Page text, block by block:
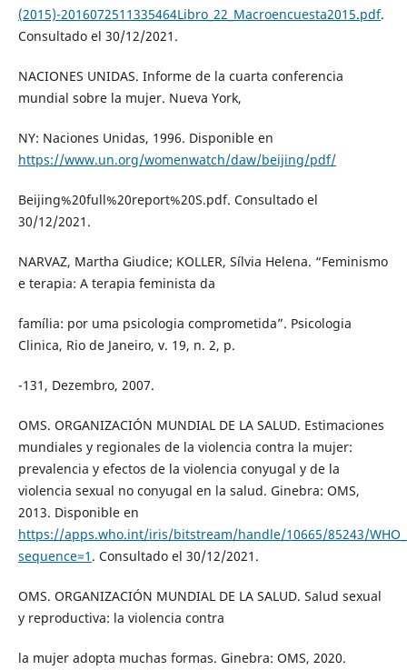
(2015)-2016072511335464Libro_22_Macroencuesta2015.pdf.
Consultado el 30/12/2021.
NACIONES UNIDAS. Informe de la cuarta conferencia
mundial sobre la mujer. Nueva York,
NY: Naciones Unidas, 1996. Disponible en
https://www.un.org/womenwatch/daw/beijing/pdf/
Beijing%20full%20report%20S.pdf. Consultado el
30/12/2021.
NARVAZ, Martha Giudice; KOLLER, Sílvia Helena. “Feminismo
e terapia: A terapia feminista da
família: por uma psicologia comprometida”. Psicologia
Clinica, Rio de Janeiro, v. 19, n. 2, p.
-131, Dezembro, 2007.
OMS. ORGANIZACIÓN MUNDIAL DE LA SALUD. Estimaciones
mundiales y regionales de la violencia contra la mujer:
prevalencia y efectos de la violencia conyugal y de la
violencia sexual no conyugal en la salud. Ginebra: OMS,
2013. Disponible en
https://apps.who.int/iris/bitstream/handle/10665/85243/
sequence=1 . Consultado el 30/12/2021.
OMS. ORGANIZACIÓN MUNDIAL DE LA SALUD. Salud sexual
y reproductiva: la violencia contra
la mujer adopta muchas formas. Ginebra: OMS, 2020.